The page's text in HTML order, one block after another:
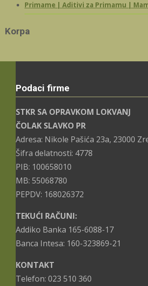
Primame | Aditivi za Primamu |
Korpa
Podaci firme
STKR SA OPRAVKOM LOKVANJ
ČOLAK SLAVKO PR
Adresa: Nikole Pašića 23a, 23000
Šifra delatnosti: 4778
PIB: 100658010
MB: 55068780
PEPDV: 168026372
TEKUĆI RAČUNI:
Addiko Banka 165-6088-17
Banca Intesa: 160-323869-21
KONTAKT
Telefon: 023 510 360